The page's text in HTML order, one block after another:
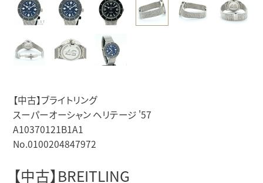
【中古】ブライトリング
スーパーオーシャン ヘリテージ '57
A10370121B1A1
No.0100204847972
【中古】BREITLING